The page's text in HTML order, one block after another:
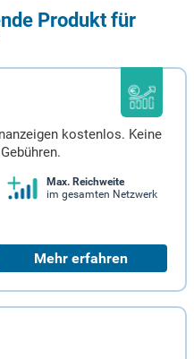
Produkt für
kostenlos. Keine
Max. Reichweite
im gesamten Netzwerk
Mehr erfahren